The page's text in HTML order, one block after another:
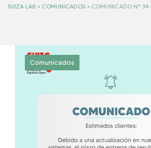
SUIZA LAB > COMUNICADOS > COMUNICADO N°
Comunicados